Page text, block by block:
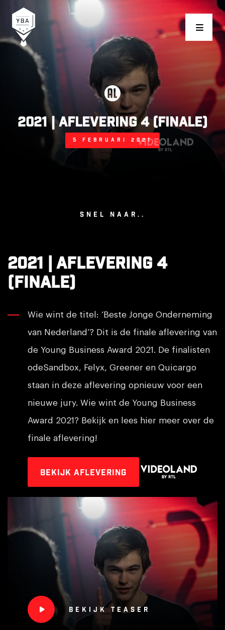
Young Business Award
2021 | Aflevering 4 (finale)
5 februari 2021
Snel naar..
2021 | Aflevering 4
(finale)
Wie wint de titel: ‘Beste Jonge Onderneming
van Nederland’? Dit is de finale aflevering van
de Young Business Award 2021. De finalisten
odeSandbox, Felyx, Greener en Quicargo
staan in deze aflevering opnieuw voor een
nieuwe jury. Wie wint de Young Business
Award 2021? Bekijk en lees hier meer over de
finale aflevering!
Bekijk aflevering
Bekijk teaser